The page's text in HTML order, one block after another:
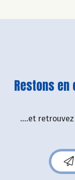
Restons
....et